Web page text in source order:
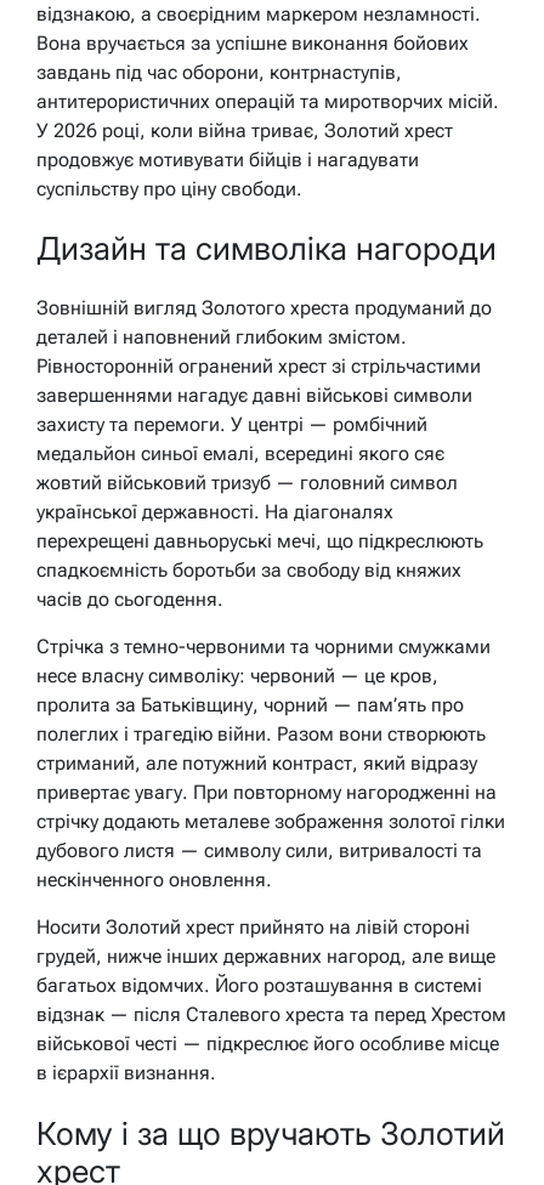
відзнакою, а своєрідним маркером незламності.
Вона вручається за успішне виконання бойових
завдань під час оборони, контрнаступів,
антитерористичних операцій та миротворчих місій.
У 2026 році, коли війна триває, Золотий хрест
продовжує мотивувати бійців і нагадувати
суспільству про ціну свободи.
Дизайн та символіка нагороди
Зовнішній вигляд Золотого хреста продуманий до
деталей і наповнений глибоким змістом.
Рівносторонній огранений хрест зі стрільчастими
завершеннями нагадує давні військові символи
захисту та перемоги. У центрі — ромбічний
медальйон синьої емалі, всередині якого сяє
жовтий військовий тризуб — головний символ
української державності. На діагоналях
перехрещені давньоруські мечі, що підкреслюють
спадкоємність боротьби за свободу від княжих
часів до сьогодення.
Стрічка з темно-червоними та чорними смужками
несе власну символіку: червоний — це кров,
пролита за Батьківщину, чорний — пам’ять про
полеглих і трагедію війни. Разом вони створюють
стриманий, але потужний контраст, який відразу
привертає увагу. При повторному нагородженні на
стрічку додають металеве зображення золотої гілки
дубового листя — символу сили, витривалості та
нескінченного оновлення.
Носити Золотий хрест прийнято на лівій стороні
грудей, нижче інших державних нагород, але вище
багатьох відомчих. Його розташування в системі
відзнак — після Сталевого хреста та перед Хрестом
військової честі — підкреслює його особливе місце
в ієрархії визнання.
Кому і за що вручають Золотий
хрест